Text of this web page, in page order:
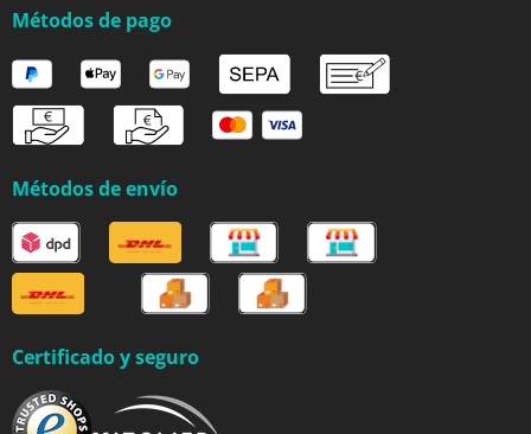
Métodos de pago
Métodos de envío
Certificado y seguro